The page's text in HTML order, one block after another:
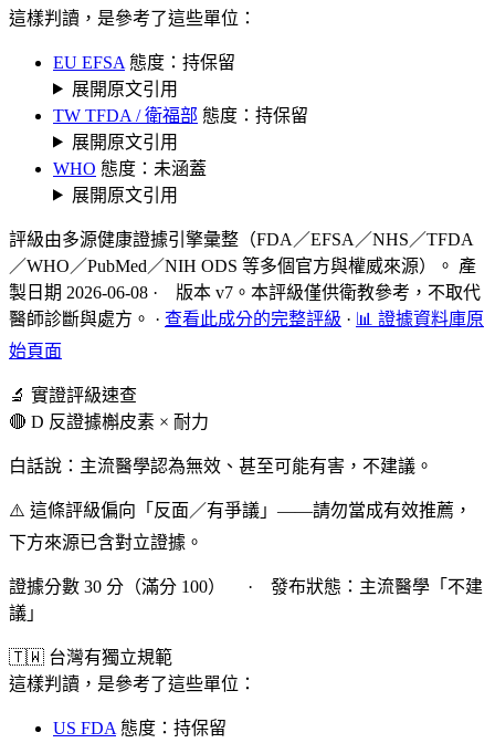
這樣判讀，是參考了這些單位：
EU EFSA 態度：持保留
展開原文引用
TW TFDA / 衛福部 態度：持保留
展開原文引用
WHO 態度：未涵蓋
展開原文引用
評級由多源健康證據引擎彙整（FDA／EFSA／NHS／TFDA
／WHO／PubMed／NIH ODS 等多個官方與權威來源）。 產
製日期 2026-06-08 · 版本 v7。本評級僅供衛教參考，不取代
醫師診斷與處方。 · 查看此成分的完整評級 · 📊 證據資料庫原
始頁面
🔬 實證評級速查
🔴 D 反證據槲皮素 × 耐力
白話說：主流醫學認為無效、甚至可能有害，不建議。
⚠️ 這條評級偏向「反面／有爭議」——請勿當成有效推薦，
下方來源已含對立證據。
證據分數 30 分（滿分 100） · 發布狀態：主流醫學「不建
議」
🇹🇼 台灣有獨立規範
這樣判讀，是參考了這些單位：
US FDA 態度：持保留